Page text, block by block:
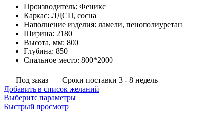
21,250
руб.
–
Производитель: Феникс
Каркас: ЛДСП, сосна
Наполнение изделия: ламели, пенополиуретан
Ширина: 2180
Высота, мм: 800
Глубина: 850
Спальное место: 800*2000
Под заказ
Сроки поставки 3 - 8 недель
Добавить в список желаний
Выберите параметрыЭтот
Быстрый просмотр